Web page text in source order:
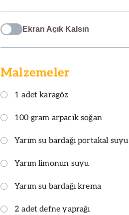
Ekran Açık Kalsın
Malzemeler
1 adet karagöz
100 gram arpacık soğan
Yarım su bardağı portakal suyu
Yarım limonun suyu
Yarım su bardağı krema
2 adet defne yaprağı